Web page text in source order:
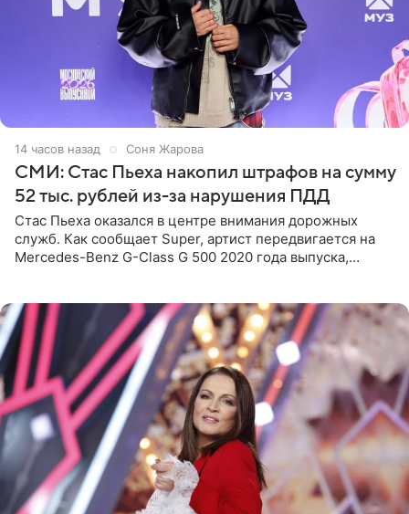
14 часов назад Соня Жарова
СМИ: Стас Пьеха накопил штрафов на сумму
52 тыс. рублей из-за нарушения ПДД
Стас Пьеха оказался в центре внимания дорожных
служб. Как сообщает Super, артист передвигается на
Mercedes-Benz G-Class G 500 2020 года выпуска,